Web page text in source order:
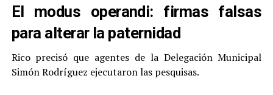
El modus operandi: firmas falsas
para alterar la paternidad
Rico precisó que agentes de la Delegación Municipal
Simón Rodríguez ejecutaron las pesquisas.